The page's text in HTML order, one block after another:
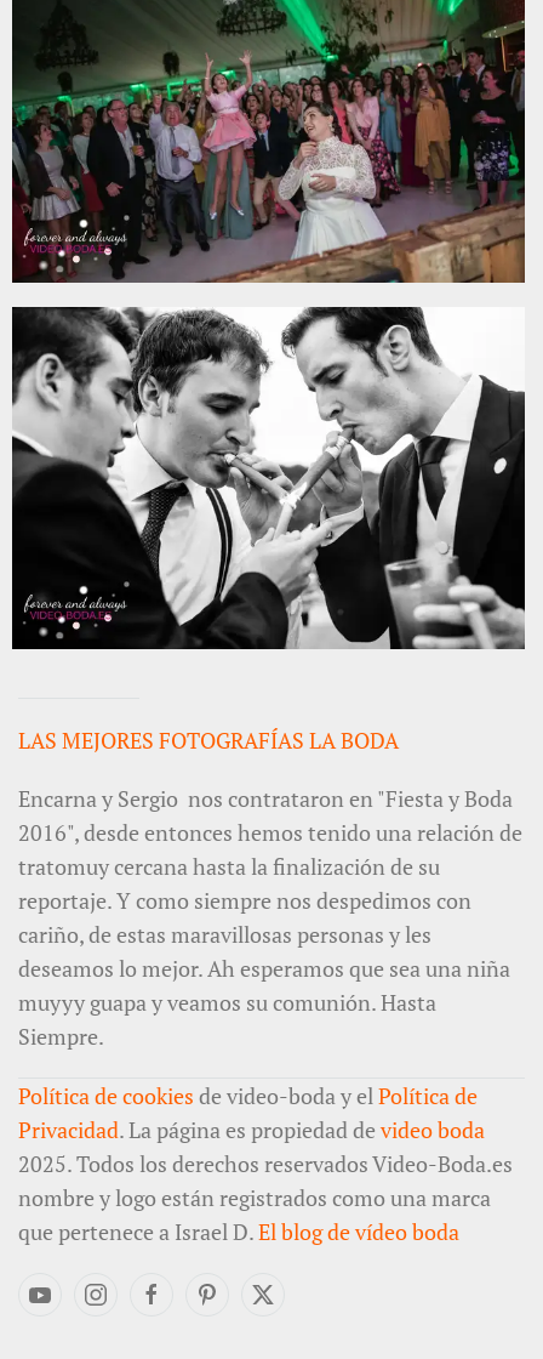
LAS MEJORES FOTOGRAFÍAS LA BODA
Encarna y Sergio nos contrataron en "Fiesta y Boda
2016", desde entonces hemos tenido una relación de
tratomuy cercana hasta la finalización de su
reportaje. Y como siempre nos despedimos con
cariño, de estas maravillosas personas y les
deseamos lo mejor. Ah esperamos que sea una niña
muyyy guapa y veamos su comunión. Hasta
Siempre.
Política de cookies de video-boda y elPolítica de
Privacidad. La página es propiedad de video boda
2025. Todos los derechos reservados Video-Boda.es
nombre y logo están registrados como una marca
que pertenece a Israel D.El blog de vídeo boda